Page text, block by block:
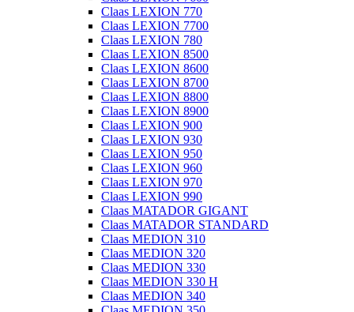
Claas LEXION 770
Claas LEXION 7700
Claas LEXION 780
Claas LEXION 8500
Claas LEXION 8600
Claas LEXION 8700
Claas LEXION 8800
Claas LEXION 8900
Claas LEXION 900
Claas LEXION 930
Claas LEXION 950
Claas LEXION 960
Claas LEXION 970
Claas LEXION 990
Claas MATADOR GIGANT
Claas MATADOR STANDARD
Claas MEDION 310
Claas MEDION 320
Claas MEDION 330
Claas MEDION 330 H
Claas MEDION 340